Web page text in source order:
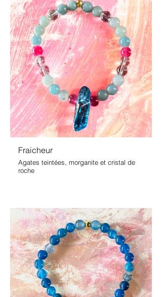
Fraicheur
Agates teintées, morganite et cristal de
roche